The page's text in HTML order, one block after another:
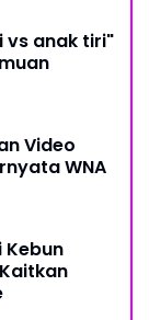
vs anak tiri"
Video
WNA
Kebun